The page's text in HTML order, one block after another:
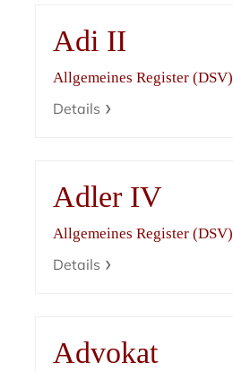
Adi II
Allgemeines Register (DSV)
Details
Adler IV
Allgemeines Register (DSV)
Details
Advokat